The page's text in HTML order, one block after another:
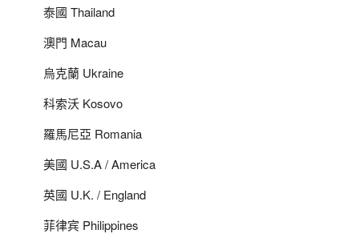
泰國 Thailand
澳門 Macau
烏克蘭 Ukraine
科索沃 Kosovo
羅馬尼亞 Romania
美國 U.S.A / America
英國 U.K. / England
菲律宾 Philippines